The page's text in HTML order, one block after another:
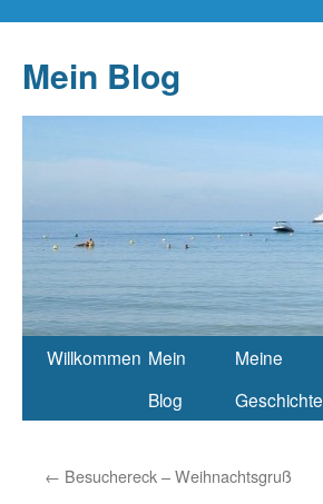
Mein Blog
Willkommen Mein
Blog
Meine
Geschichte
← Besuchereck – Weihnachtsgruß